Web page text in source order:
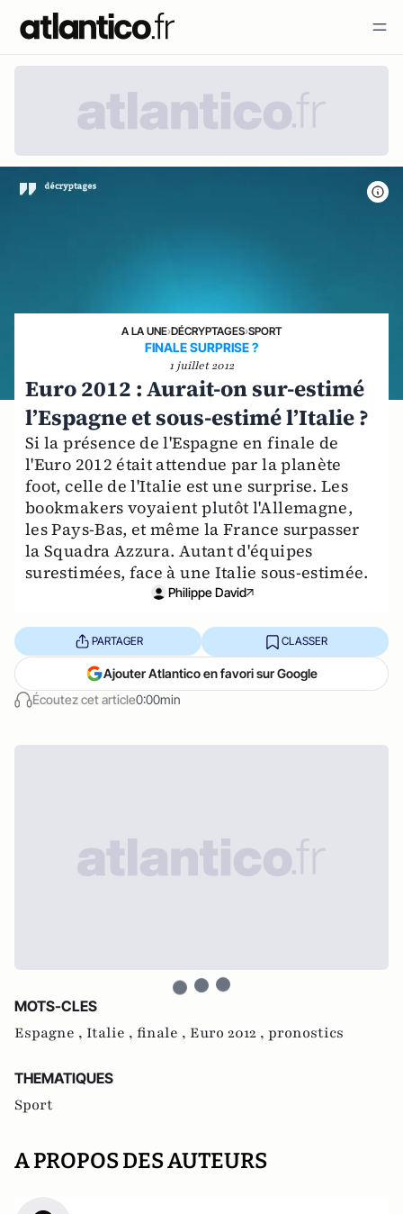
A LA UNE›DÉCRYPTAGES›SPORT
FINALE SURPRISE ?
1 juillet 2012
Euro 2012 : Aurait-on sur-estimé
l’Espagne et sous-estimé l’Italie ?
Si la présence de l'Espagne en finale de
l'Euro 2012 était attendue par la planète
foot, celle de l'Italie est une surprise. Les
bookmakers voyaient plutôt l'Allemagne,
les Pays-Bas, et même la France surpasser
la Squadra Azzura. Autant d'équipes
surestimées, face à une Italie sous-estimée.
Philippe David
Écoutez cet article0:00min
PARTAGER CLASSER
Ajouter Atlantico en favori sur Google
MOTS-CLES
Espagne , Italie , finale , Euro 2012 , pronostics
THEMATIQUES
Sport
A PROPOS DES AUTEURS